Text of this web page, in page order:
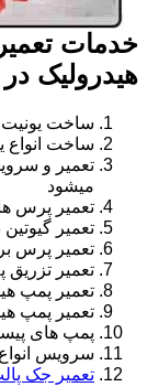
خدمات
هیدرولیک
ساخت یونیت
ساخت انواع
تعمیر و
میشود
تعمیر پرس
تعمیر گیوتین
تعمیر پرس
تعمیر تزریق
تعمیر پمپ
تعمیر پمپ
پمپ های
سرویس
تعمیر جک